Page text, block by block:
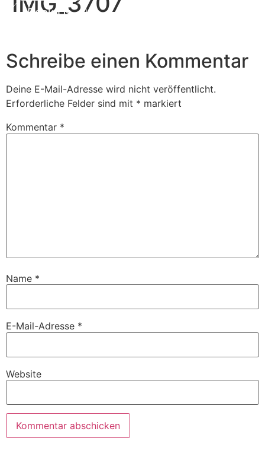
Book Us
Schreibe einen Kommentar
Deine E-Mail-Adresse wird nicht veröffentlicht.
Erforderliche Felder sind mit * markiert
Kommentar *
Name *
E-Mail-Adresse *
Website